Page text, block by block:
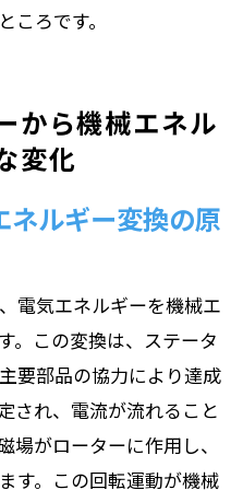
ころです。
から機械エネル
変化
ルギー変換の原
電気エネルギーを機械エ
。この変換は、ステータ
要部品の協力により達成
され、電流が流れること
場がローターに作用し、
す。この回転運動が機械